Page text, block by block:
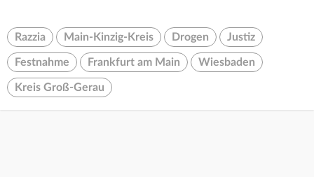
Razzia Main-Kinzig-Kreis Drogen Justiz
Festnahme Frankfurt am Main Wiesbaden
Kreis Groß-Gerau